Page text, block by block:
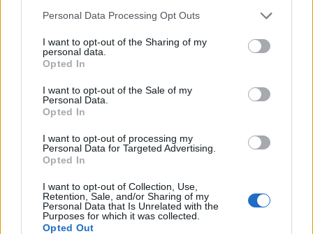
Personal Data Processing Opt Outs
I want to opt-out of the Sharing of my
personal data.
Opted In
I want to opt-out of the Sale of my
Personal Data.
Opted In
I want to opt-out of processing my
Personal Data for Targeted Advertising.
Opted In
I want to opt-out of Collection, Use,
Retention, Sale, and/or Sharing of my
Personal Data that Is Unrelated with the
Purposes for which it was collected.
Opted Out
Nasce l'Arbus Guspini Costa Verde, Garau:
l’intero territorio»
31 Lug 2026
Il Sant'Elena si riprende il difensore Mancusi
28 Lug 2026